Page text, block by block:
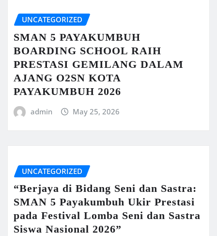
UNCATEGORIZED
SMAN 5 PAYAKUMBUH
BOARDING SCHOOL RAIH
PRESTASI GEMILANG DALAM
AJANG O2SN KOTA
PAYAKUMBUH 2026
admin May 25, 2026
UNCATEGORIZED
“Berjaya di Bidang Seni dan Sastra:
SMAN 5 Payakumbuh Ukir Prestasi
pada Festival Lomba Seni dan Sastra
Siswa Nasional 2026”